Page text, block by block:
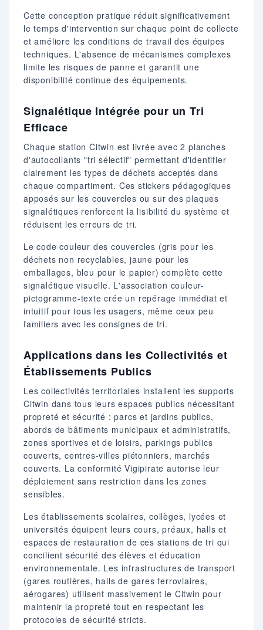
Cette conception pratique réduit significativement
le temps d'intervention sur chaque point de collecte
et améliore les conditions de travail des équipes
techniques. L'absence de mécanismes complexes
limite les risques de panne et garantit une
disponibilité continue des équipements.
Signalétique Intégrée pour un Tri
Efficace
Chaque station Citwin est livrée avec 2 planches
d'autocollants "tri sélectif" permettant d'identifier
clairement les types de déchets acceptés dans
chaque compartiment. Ces stickers pédagogiques
apposés sur les couvercles ou sur des plaques
signalétiques renforcent la lisibilité du système et
réduisent les erreurs de tri.
Le code couleur des couvercles (gris pour les
déchets non recyclables, jaune pour les
emballages, bleu pour le papier) complète cette
signalétique visuelle. L'association couleur-
pictogramme-texte crée un repérage immédiat et
intuitif pour tous les usagers, même ceux peu
familiers avec les consignes de tri.
Applications dans les Collectivités et
Établissements Publics
Les collectivités territoriales installent les supports
Citwin dans tous leurs espaces publics nécessitant
propreté et sécurité : parcs et jardins publics,
abords de bâtiments municipaux et administratifs,
zones sportives et de loisirs, parkings publics
couverts, centres-villes piétonniers, marchés
couverts. La conformité Vigipirate autorise leur
déploiement sans restriction dans les zones
sensibles.
Les établissements scolaires, collèges, lycées et
universités équipent leurs cours, préaux, halls et
espaces de restauration de ces stations de tri qui
concilient sécurité des élèves et éducation
environnementale. Les infrastructures de transport
(gares routières, halls de gares ferroviaires,
aérogares) utilisent massivement le Citwin pour
maintenir la propreté tout en respectant les
protocoles de sécurité stricts.